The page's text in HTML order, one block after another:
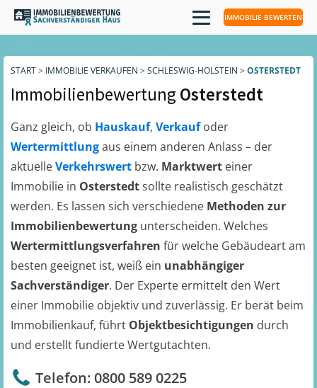
IMMOBILIE BEWERTEN
START> IMMOBILIE VERKAUFEN > SCHLESWIG-HOLSTEIN > OSTERSTEDT
ImmobilienbewertungOsterstedt
Ganz gleich, ob Hauskauf, Verkaufoder
Wertermittlungaus einem anderen Anlass – der
aktuelleVerkehrswert bzw. Marktwert einer
Immobilie in Osterstedtsollte realistisch geschätzt
werden. Es lassen sich verschiedene Methoden zur
Immobilienbewertung unterscheiden. Welches
Wertermittlungsverfahren für welche Gebäudeart am
besten geeignet ist, weiß ein unabhängiger
Sachverständiger. Der Experte ermittelt den Wert
einer Immobilie objektiv und zuverlässig. Er berät beim
Immobilienkauf, führt Objektbesichtigungen durch
und erstellt fundierte Wertgutachten.
Telefon: 0800 589 0225